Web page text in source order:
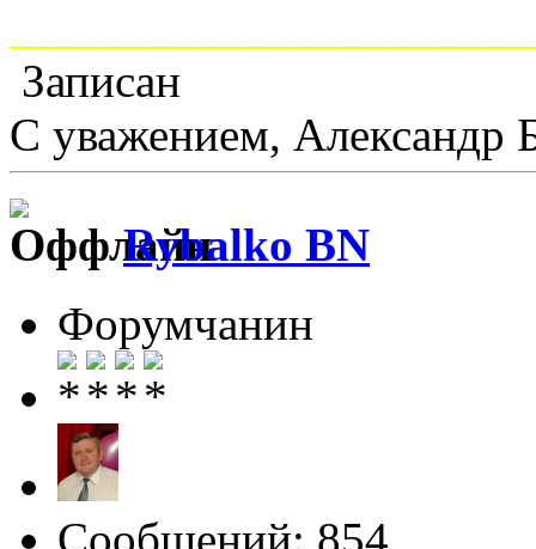
Записан
С уважением, Александр
Rybalko BN
Форумчанин